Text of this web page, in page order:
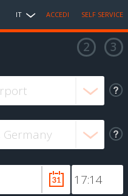
IT ACCEDI SELF SERVICE